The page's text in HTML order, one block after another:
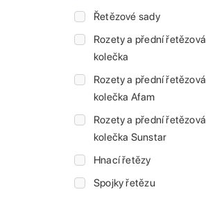
Řetězové sady
Rozety a přední řetězová
kolečka
Rozety a přední řetězová
kolečka Afam
Rozety a přední řetězová
kolečka Sunstar
Hnací řetězy
Spojky řetězu